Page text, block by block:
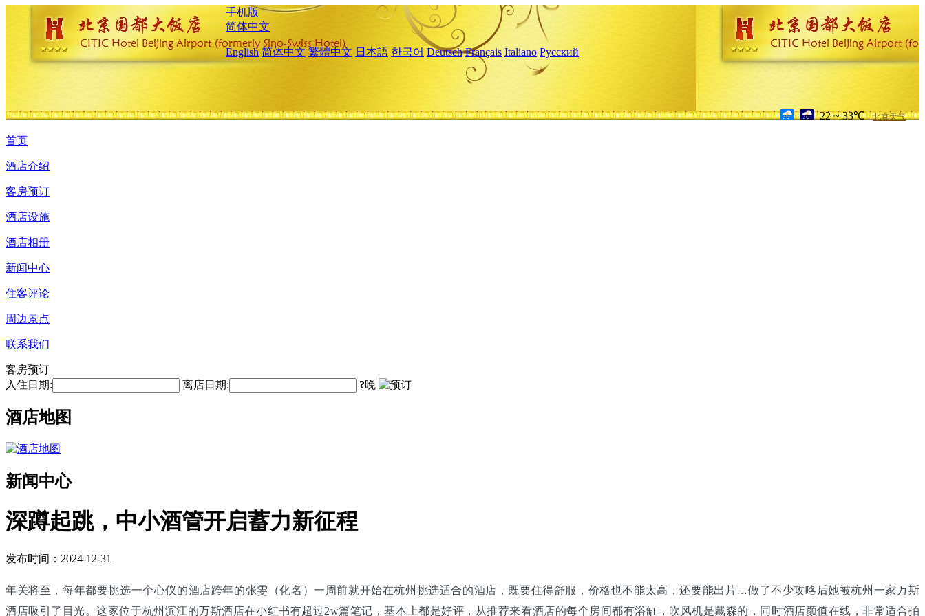
手机版
简体中文
English 简体中文 繁體中文 日本語 한국어 Deutsch Français Italiano Русский
22 ~ 33℃ 北京天气
首页
酒店介绍
客房预订
酒店设施
酒店相册
新闻中心
住客评论
周边景点
联系我们
客房预订
入住日期:
离店日期: ?晚
酒店地图
新闻中心
深蹲起跳，中小酒管开启蓄力新征程
发布时间：2024-12-31
年关将至，每年都要挑选一个心仪的酒店跨年的张雯（化名）一周前就开始在杭州挑选适合的酒店，既要住得舒服，价格也不能太高，还要能出片…做了不少攻略后她被杭州一家万斯
酒店吸引了目光。这家位于杭州滨江的万斯酒店在小红书有超过2w篇笔记，基本上都是好评，从推荐来看酒店的每个房间都有浴缸，吹风机是戴森的，同时酒店颜值在线，非常适合拍